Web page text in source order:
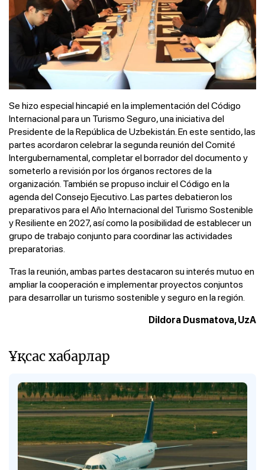
Se hizo especial hincapié en la implementación del Código
Internacional para un Turismo Seguro, una iniciativa del
Presidente de la República de Uzbekistán. En este sentido, las
partes acordaron celebrar la segunda reunión del Comité
Intergubernamental, completar el borrador del documento y
someterlo a revisión por los órganos rectores de la
organización. También se propuso incluir el Código en la
agenda del Consejo Ejecutivo. Las partes debatieron los
preparativos para el Año Internacional del Turismo Sostenible
y Resiliente en 2027, así como la posibilidad de establecer un
grupo de trabajo conjunto para coordinar las actividades
preparatorias.
Tras la reunión, ambas partes destacaron su interés mutuo en
ampliar la cooperación e implementar proyectos conjuntos
para desarrollar un turismo sostenible y seguro en la región.
Dildora Dusmatova, UzA
Ұқсас хабарлар